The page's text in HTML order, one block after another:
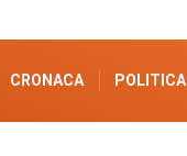
CRONACA POLITICA